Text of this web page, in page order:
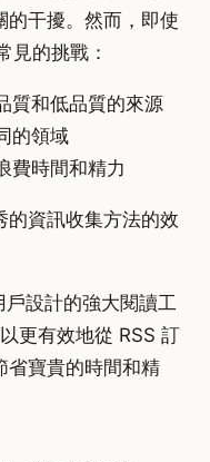
的干擾。然而，即使
見的挑戰：
質和低品質的來源
的領域
費時間和精力
的資訊收集方法的效
設計的強大閱讀工
更有效地從 RSS 訂
省寶貴的時間和精